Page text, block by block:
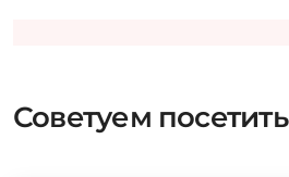
Советуем посетить